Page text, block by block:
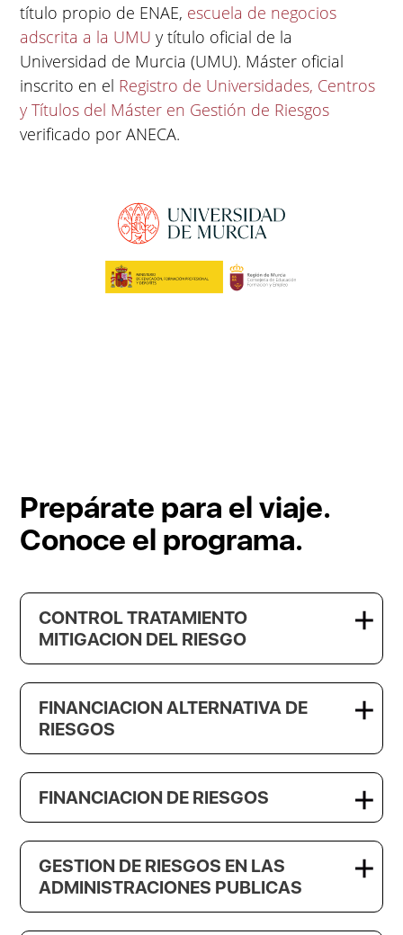
título propio de ENAE, escuela de negocios
adscrita a la UMU y título oficial de la
Universidad de Murcia (UMU). Máster oficial
inscrito en el Registro de Universidades, Centros
y Títulos del Máster en Gestión de Riesgos
verificado por ANECA.
Prepárate para el viaje.
Conoce el programa.
CONTROL TRATAMIENTO
MITIGACION DEL RIESGO
FINANCIACION ALTERNATIVA DE
RIESGOS
FINANCIACION DE RIESGOS
GESTION DE RIESGOS EN LAS
ADMINISTRACIONES PUBLICAS